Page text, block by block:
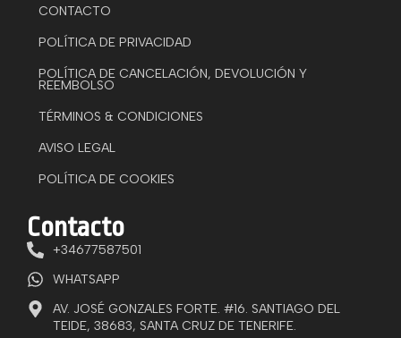
CONTACTO
POLÍTICA DE PRIVACIDAD
POLÍTICA DE CANCELACIÓN, DEVOLUCIÓN Y
REEMBOLSO
TÉRMINOS & CONDICIONES
AVISO LEGAL
POLÍTICA DE COOKIES
Contacto
+34677587501
WHATSAPP
AV. JOSÉ GONZALES FORTE. #16. SANTIAGO DEL
TEIDE, 38683, SANTA CRUZ DE TENERIFE.